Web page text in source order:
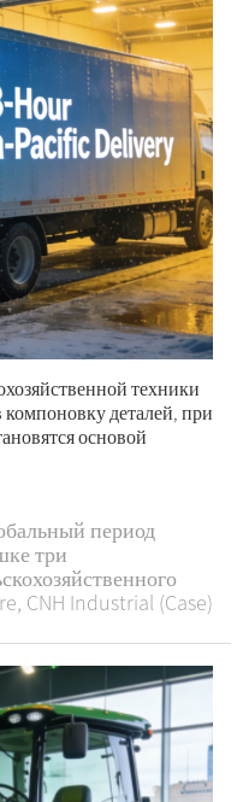
техники
деталей, при
основой
период
три
CNH Industrial (Case)
в секторе
внимание на умных